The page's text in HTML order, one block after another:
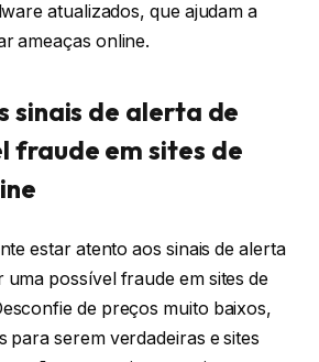
atualizados, que ajudam a
ameaças online.
sinais de alerta de
fraude em sites de
estar atento aos sinais de alerta
uma possível fraude em sites de
de preços muito baixos,
para serem verdadeiras e sites